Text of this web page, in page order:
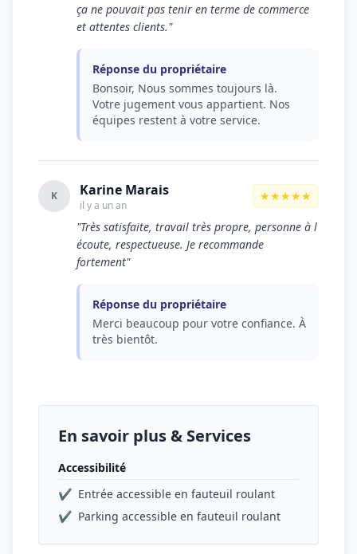
ça ne pouvait pas tenir en terme de commerce
et attentes clients."
Réponse du propriétaire
Bonsoir, Nous sommes toujours là.
Votre jugement vous appartient. Nos
équipes restent à votre service.
K Karine Marais
il y a un an
★★★★★
"Très satisfaite, travail très propre, personne à l
écoute, respectueuse. Je recommande
fortement"
Réponse du propriétaire
Merci beaucoup pour votre confiance. À
très bientôt.
En savoir plus & Services
Accessibilité
✔ Entrée accessible en fauteuil roulant
✔ Parking accessible en fauteuil roulant